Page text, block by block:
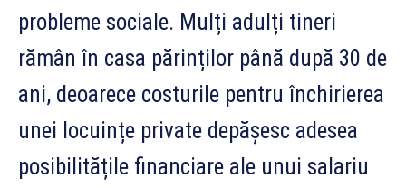
probleme sociale. Mulți adulți tineri
rămân în casa părinților până după 30 de
ani, deoarece costurile pentru închirierea
unei locuințe private depășesc adesea
posibilitățile financiare ale unui salariu